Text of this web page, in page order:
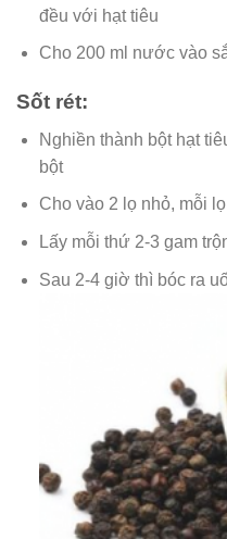
đều với hạt tiêu
Cho 200 ml nước vào
Sốt rét:
Nghiền thành bột hạt
bột
Cho vào 2 lọ nhỏ, mỗi
Lấy mỗi thứ 2-3 gam
Sau 2-4 giờ thì bóc ra